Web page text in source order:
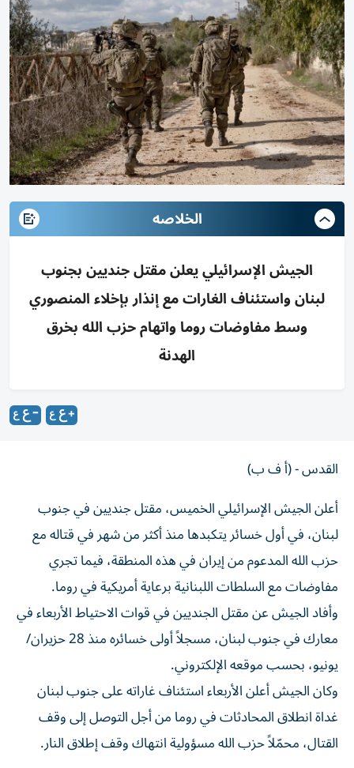
الخلاصه
الجيش الإسرائيلي يعلن مقتل جنديين بجنوب
لبنان واستئناف الغارات مع إنذار بإخلاء المنصوري
وسط مفاوضات روما واتهام حزب الله بخرق
الهدنة
القدس - (أ ف ب)
أعلن الجيش الإسرائيلي الخميس، مقتل جنديين في جنوب
لبنان، في أول خسائر يتكبدها منذ أكثر من شهر في قتاله مع
حزب الله المدعوم من إيران في هذه المنطقة، فيما تجري
مفاوضات مع السلطات اللبنانية برعاية أمريكية في روما.
وأفاد الجيش عن مقتل الجنديين في قوات الاحتياط الأربعاء في
معارك في جنوب لبنان، مسجلاً أولى خسائره منذ 28 حزيران/
يونيو، بحسب موقعه الإلكتروني.
وكان الجيش أعلن الأربعاء استئناف غاراته على جنوب لبنان
غداة انطلاق المحادثات في روما من أجل التوصل إلى وقف
القتال، محمّلاً حزب الله مسؤولية انتهاك وقف إطلاق النار.